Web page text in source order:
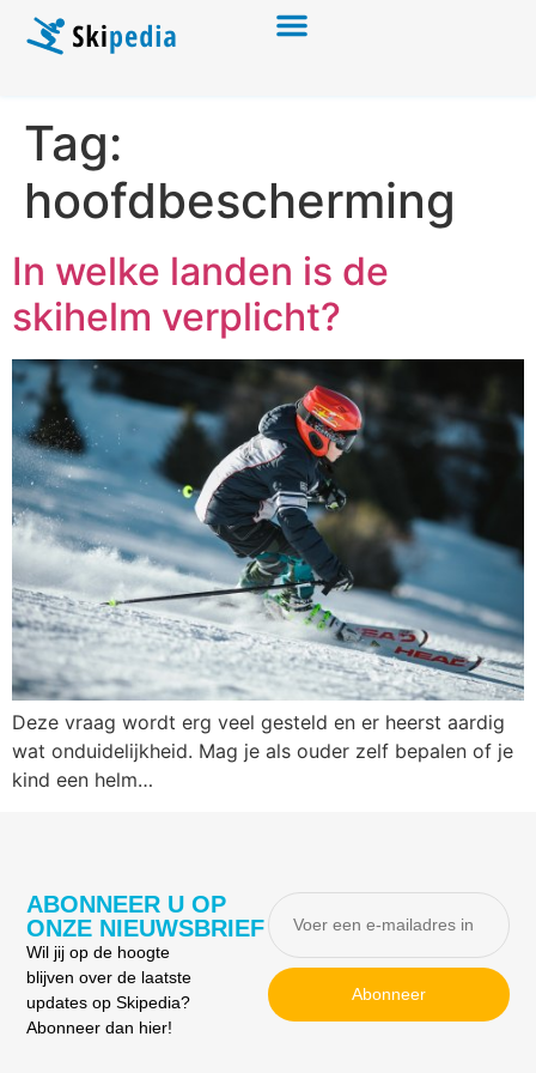
Tag:
hoofdbescherming
In welke landen is de
skihelm verplicht?
Deze vraag wordt erg veel gesteld en er heerst aardig
wat onduidelijkheid. Mag je als ouder zelf bepalen of je
kind een helm…
ABONNEER U OP
ONZE NIEUWSBRIEF
Wil jij op de hoogte
blijven over de laatste
updates op Skipedia?
Abonneer dan hier!
Abonneer